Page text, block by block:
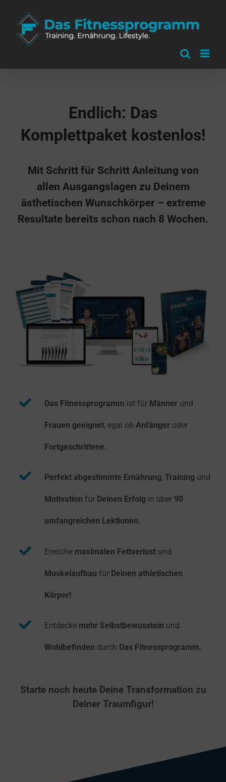
springen
Endlich: Das
Komplettpaket kostenlos!
Mit Schritt für Schritt Anleitung von
allen Ausgangslagen zu Deinem
ästhetischen Wunschkörper – extreme
Resultate bereits schon nach 8 Wochen.
Das Fitnessprogramm ist für Männerund
Frauen geeignet, egal ob Anfängeroder
Fortgeschrittene.
Perfekt abgestimmte Ernährung, Training und
Motivation für Deinen Erfolg in über 90
umfangreichen Lektionen.
Erreiche maximalen Fettverlustund
Muskelaufbau für Deinen athletischen
Körper!
Entdecke mehr Selbstbewusstein und
Wohlbefinden durch Das Fitnessprogramm.
Starte noch heute Deine Transformation zu
Deiner Traumfigur!